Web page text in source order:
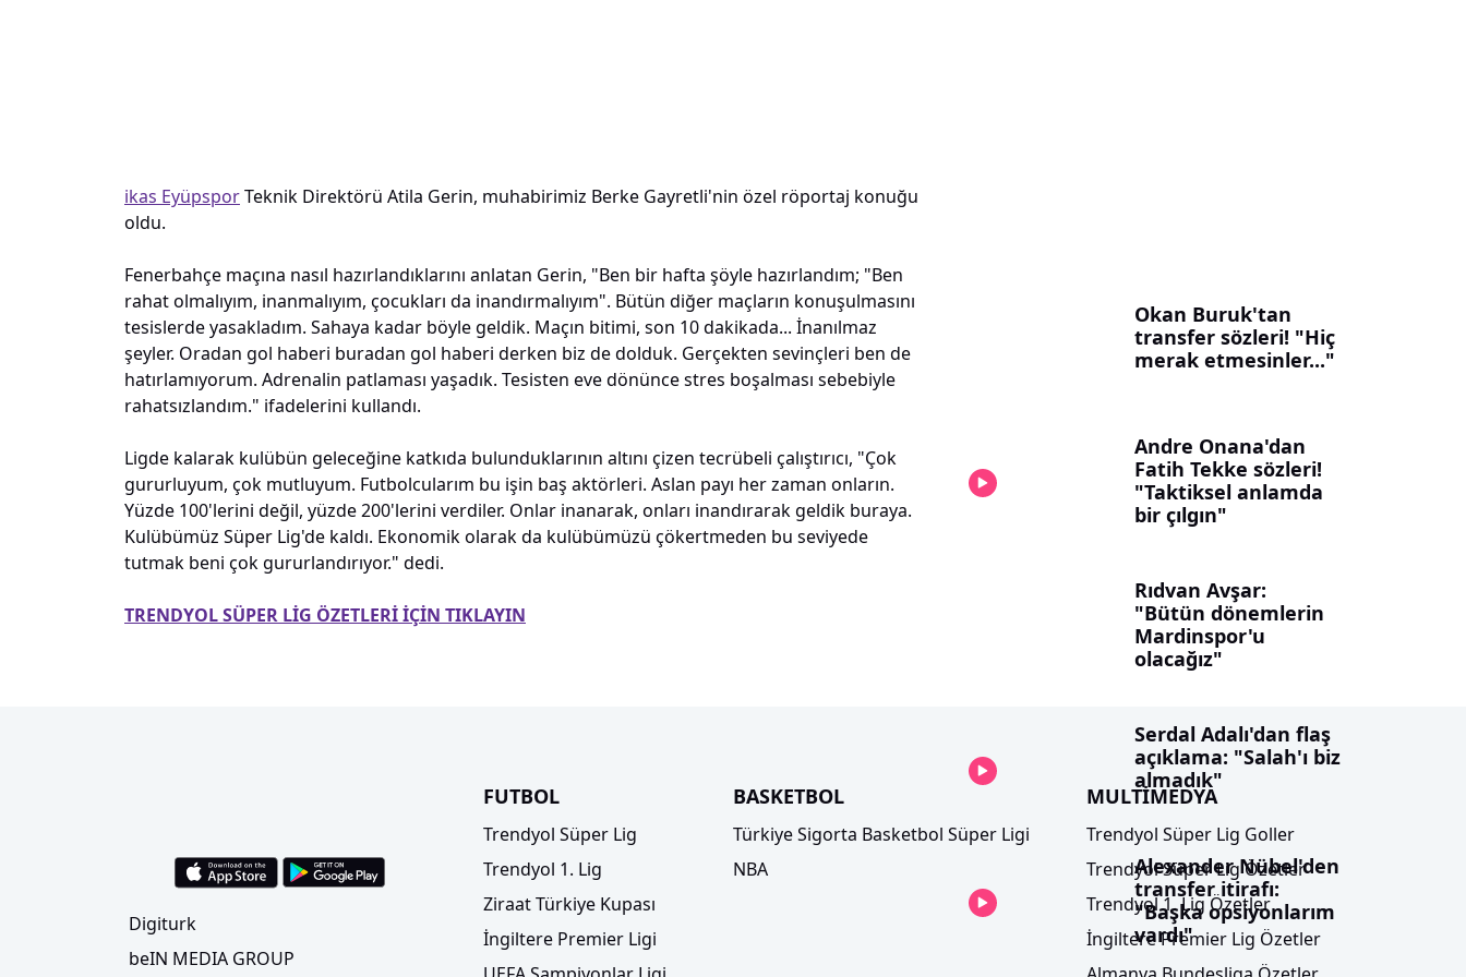
ikas EyüpsporTeknik Direktörü Atila Gerin, muhabirimiz Berke Gayretli'nin özel röportaj konuğu
oldu.
Fenerbahçe maçına nasıl hazırlandıklarını anlatan Gerin, "Ben bir hafta şöyle hazırlandım; "Ben
rahat olmalıyım, inanmalıyım, çocukları da inandırmalıyım". Bütün diğer maçların konuşulmasını
tesislerde yasakladım. Sahaya kadar böyle geldik. Maçın bitimi, son 10 dakikada... İnanılmaz
şeyler. Oradan gol haberi buradan gol haberi derken biz de dolduk. Gerçekten sevinçleri ben de
hatırlamıyorum. Adrenalin patlaması yaşadık. Tesisten eve dönünce stres boşalması sebebiyle
rahatsızlandım." ifadelerini kullandı.
Ligde kalarak kulübün geleceğine katkıda bulunduklarının altını çizen tecrübeli çalıştırıcı, "Çok
gururluyum, çok mutluyum. Futbolcularım bu işin baş aktörleri. Aslan payı her zaman onların.
Yüzde 100'lerini değil, yüzde 200'lerini verdiler. Onlar inanarak, onları inandırarak geldik buraya.
Kulübümüz Süper Lig'de kaldı. Ekonomik olarak da kulübümüzü çökertmeden bu seviyede
tutmak beni çok gururlandırıyor." dedi.
TRENDYOL SÜPER LİG ÖZETLERİ İÇİN TIKLAYIN
Okan Buruk'tan
transfer sözleri! "Hiç
merak etmesinler..."
Andre Onana'dan
Fatih Tekke sözleri!
"Taktiksel anlamda
bir çılgın"
Rıdvan Avşar:
"Bütün dönemlerin
Mardinspor'u
olacağız"
Serdal Adalı'dan flaş
açıklama: "Salah'ı biz
almadık"
Alexander Nübel'den
transfer itirafı:
"Başka opsiyonlarım
vardı"
Digiturk
beIN MEDIA GROUP
FUTBOL
Trendyol Süper Lig
Trendyol 1. Lig
Ziraat Türkiye Kupası
İngiltere Premier Ligi
BASKETBOL
Türkiye Sigorta Basketbol Süper Ligi
NBA
MULTİMEDYA
Trendyol Süper Lig Goller
Trendyol Süper Lig Özetler
Trendyol 1. Lig Özetler
İngiltere Premier Lig Özetler